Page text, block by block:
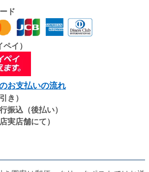
ド
イ）
お支払いの流れ
き）
振込（後払い）
実店舗にて）